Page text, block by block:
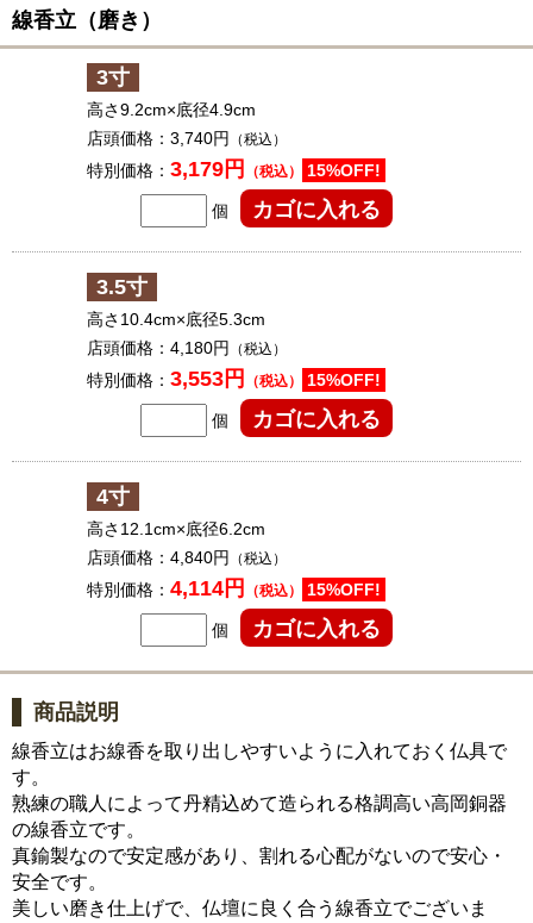
線香立（磨き）
3寸
高さ9.2cm×底径4.9cm
店頭価格： 3,740円 （税込）
特別価格： 3,179円 （税込） 15%OFF!
個
3.5寸
高さ10.4cm×底径5.3cm
店頭価格： 4,180円 （税込）
特別価格： 3,553円 （税込） 15%OFF!
個
4寸
高さ12.1cm×底径6.2cm
店頭価格： 4,840円 （税込）
特別価格： 4,114円 （税込） 15%OFF!
個
商品説明
線香立はお線香を取り出しやすいように入れておく仏具で
す。
熟練の職人によって丹精込めて造られる格調高い高岡銅器
の線香立です。
真鍮製なので安定感があり、割れる心配がないので安心・
安全です。
美しい磨き仕上げで、仏壇に良く合う線香立でございま